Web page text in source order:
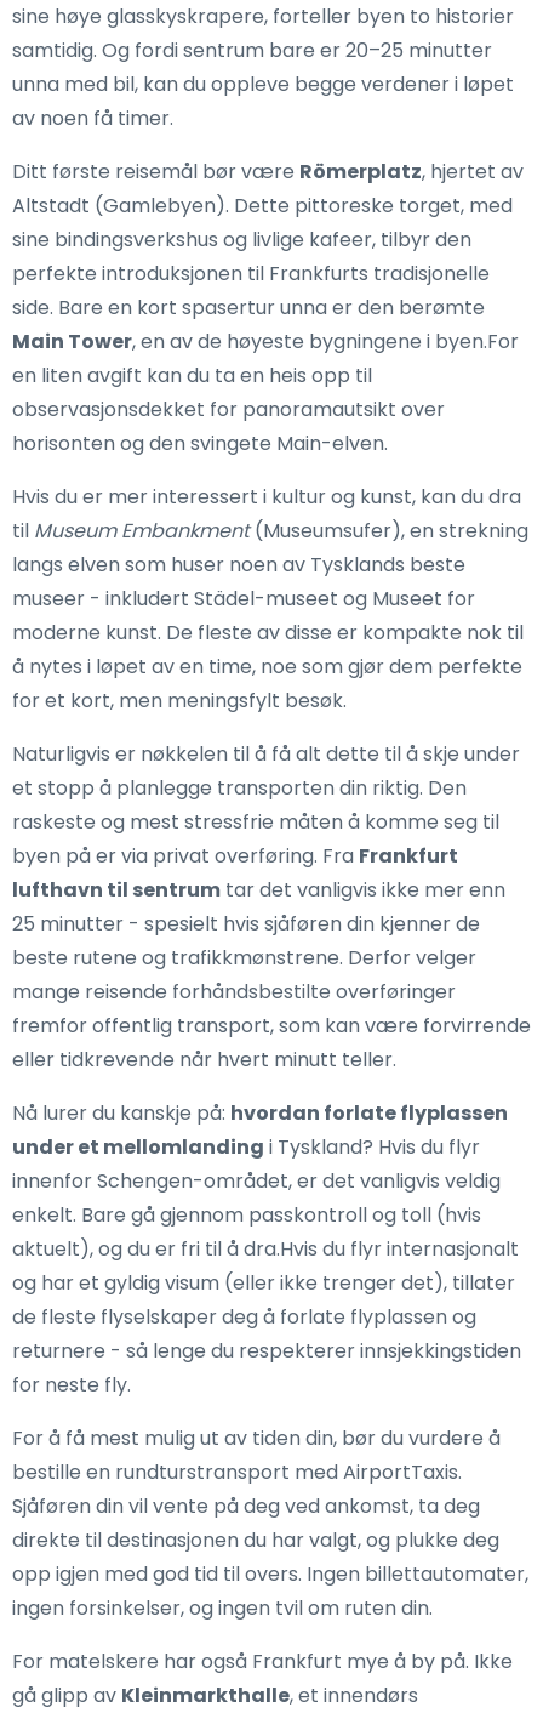
sine høye glasskyskrapere, forteller byen to historier
samtidig. Og fordi sentrum bare er 20–25 minutter
unna med bil, kan du oppleve begge verdener i løpet
av noen få timer.
Ditt første reisemål bør være Römerplatz, hjertet av
Altstadt (Gamlebyen). Dette pittoreske torget, med
sine bindingsverkshus og livlige kafeer, tilbyr den
perfekte introduksjonen til Frankfurts tradisjonelle
side. Bare en kort spasertur unna er den berømte
Main Tower, en av de høyeste bygningene i byen.For
en liten avgift kan du ta en heis opp til
observasjonsdekket for panoramautsikt over
horisonten og den svingete Main-elven.
Hvis du er mer interessert i kultur og kunst, kan du dra
til Museum Embankment(Museumsufer), en strekning
langs elven som huser noen av Tysklands beste
museer - inkludert Städel-museet og Museet for
moderne kunst. De fleste av disse er kompakte nok til
å nytes i løpet av en time, noe som gjør dem perfekte
for et kort, men meningsfylt besøk.
Naturligvis er nøkkelen til å få alt dette til å skje under
et stopp å planlegge transporten din riktig. Den
raskeste og mest stressfrie måten å komme seg til
byen på er via privat overføring. Fra Frankfurt
lufthavn til sentrum tar det vanligvis ikke mer enn
25 minutter - spesielt hvis sjåføren din kjenner de
beste rutene og trafikkmønstrene. Derfor velger
mange reisende forhåndsbestilte overføringer
fremfor offentlig transport, som kan være forvirrende
eller tidkrevende når hvert minutt teller.
Nå lurer du kanskje på: hvordan forlate flyplassen
under et mellomlanding i Tyskland? Hvis du flyr
innenfor Schengen-området, er det vanligvis veldig
enkelt. Bare gå gjennom passkontroll og toll (hvis
aktuelt), og du er fri til å dra.Hvis du flyr internasjonalt
og har et gyldig visum (eller ikke trenger det), tillater
de fleste flyselskaper deg å forlate flyplassen og
returnere - så lenge du respekterer innsjekkingstiden
for neste fly.
For å få mest mulig ut av tiden din, bør du vurdere å
bestille en rundturstransport med AirportTaxis.
Sjåføren din vil vente på deg ved ankomst, ta deg
direkte til destinasjonen du har valgt, og plukke deg
opp igjen med god tid til overs. Ingen billettautomater,
ingen forsinkelser, og ingen tvil om ruten din.
For matelskere har også Frankfurt mye å by på. Ikke
gå glipp av Kleinmarkthalle, et innendørs